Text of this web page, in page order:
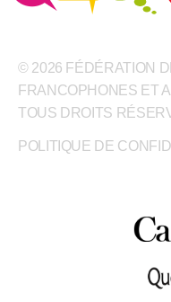
© 2026 FÉDÉRATION
FRANCOPHONES ET
TOUS DROITS
POLITIQUE DE